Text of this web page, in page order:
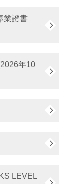
業證書
年10
LEVEL